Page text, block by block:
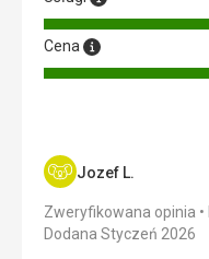
Cena
Jozef L.
Zweryfikowana opinia
Dodana Styczeń 2026